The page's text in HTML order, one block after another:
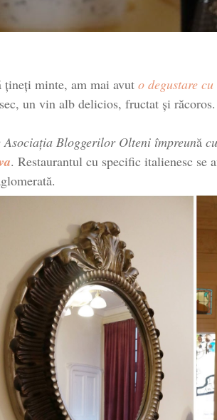
Brânzeturi
cu…
Vin
țineți minte, am mai avut o degustare
un vin alb delicios, fructat și
Bloggerilor Olteni împreună
. Restaurantul cu specific italienesc se